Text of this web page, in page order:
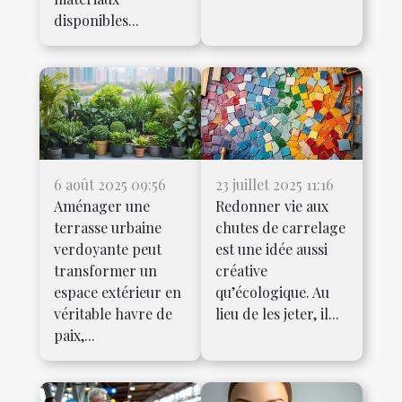
disponibles...
6 août 2025 09:56
Aménager une
terrasse urbaine
verdoyante peut
transformer un
espace extérieur en
véritable havre de
paix,...
23 juillet 2025 11:16
Redonner vie aux
chutes de carrelage
est une idée aussi
créative
qu’écologique. Au
lieu de les jeter, il...